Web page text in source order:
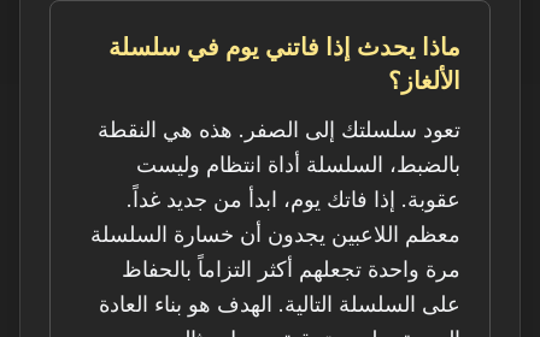
ماذا يحدث إذا فاتني يوم في سلسلة
الألغاز؟
تعود سلسلتك إلى الصفر. هذه هي النقطة
بالضبط، السلسلة أداة انتظام وليست
عقوبة. إذا فاتك يوم، ابدأ من جديد غداً.
معظم اللاعبين يجدون أن خسارة السلسلة
مرة واحدة تجعلهم أكثر التزاماً بالحفاظ
على السلسلة التالية. الهدف هو بناء العادة